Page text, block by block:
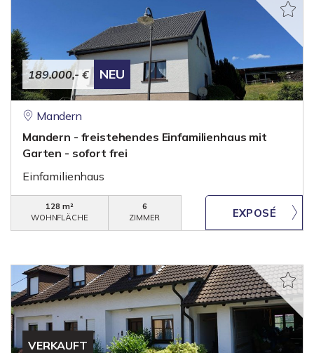
189.000,- € NEU
Mandern
Mandern - freistehendes Einfamilienhaus mit
Garten - sofort frei
Einfamilienhaus
128 m²
WOHNFLÄCHE
6
ZIMMER
VERKAUFT